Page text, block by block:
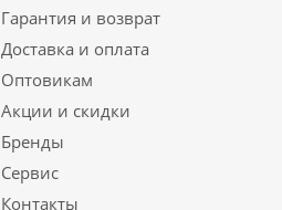
Гарантия и возврат
Доставка и оплата
Оптовикам
Акции и скидки
Бренды
Сервис
Контакты